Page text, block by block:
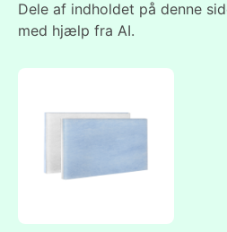
Dele af indholdet på denne
med hjælp fra AI.